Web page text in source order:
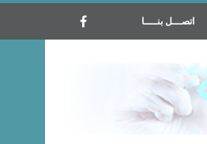
اتصـــل بنــــا